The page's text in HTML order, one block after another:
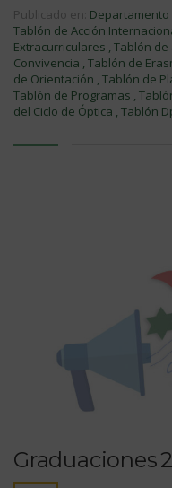
Publicado en: Departamento
Tablón de Acción
Extracurriculares , Tablón
Convivencia , Tablón de
de Orientación , Tablón de
Tablón de Programas ,
del Ciclo de Óptica , Tablón
Graduaciones